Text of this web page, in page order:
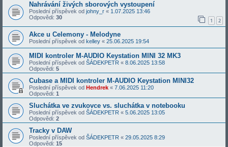
Nahrávání živých sborových vystoupení
Poslední příspěvek od johny_r « 1.07.2025 13:46
Odpovědi: 30 1 2
Akce u Celemony - Melodyne
Poslední příspěvek od kelley « 25.06.2025 19:54
MIDI kontroler M-AUDIO Keystation MINI 32 MK3
Poslední příspěvek od ŠÁDEKPETR « 8.06.2025 13:58
Odpovědi: 5
Cubase a MIDI kontroler M-AUDIO Keystation MINI32
Poslední příspěvek od Hendrek « 7.06.2025 11:20
Odpovědi: 1
Sluchátka ve zvukovce vs. sluchátka v notebooku
Poslední příspěvek od ŠÁDEKPETR « 5.06.2025 13:05
Odpovědi: 2
Tracky v DAW
Poslední příspěvek od ŠÁDEKPETR « 29.05.2025 8:29
Odpovědi: 15